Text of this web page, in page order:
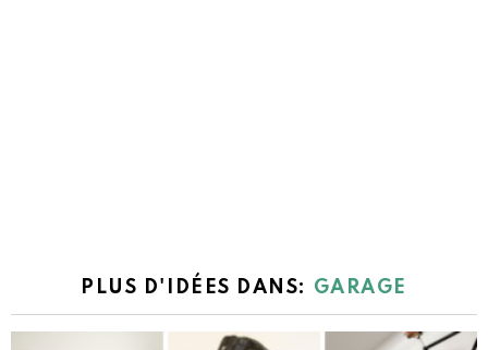
PLUS D'IDÉES DANS: GARAGE